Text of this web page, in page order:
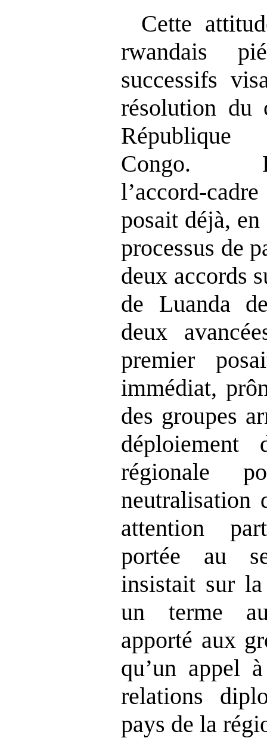
Cette
rwandais
successifs
résolution du
République
Congo.
l’accord
posait déjà,
processus de
deux accords
de Luanda
deux
premier
immédiat,
des groupes
déploiement
régionale
neutralisation
attention
portée au
insistait sur
un terme
apporté aux
qu’un appel
relations
pays de la